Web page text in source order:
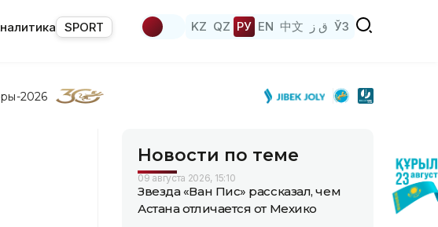
SPORT KZ QZ РУ EN 中文 ق ز ЎЗ
2026
Новости по теме
09 августа 2026, 15:10
Звезда «Ван Пис» рассказал, чем
Астана отличается от Мехико